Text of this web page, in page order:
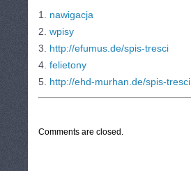
1. nawigacja
2. wpisy
3. http://efumus.de/spis-tresci
4. felietony
5. http://ehd-murhan.de/spis-tresci
Comments are closed.